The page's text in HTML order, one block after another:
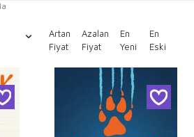
Artan
Fiyat
Azalan
Fiyat
En
Yeni
En
Eski